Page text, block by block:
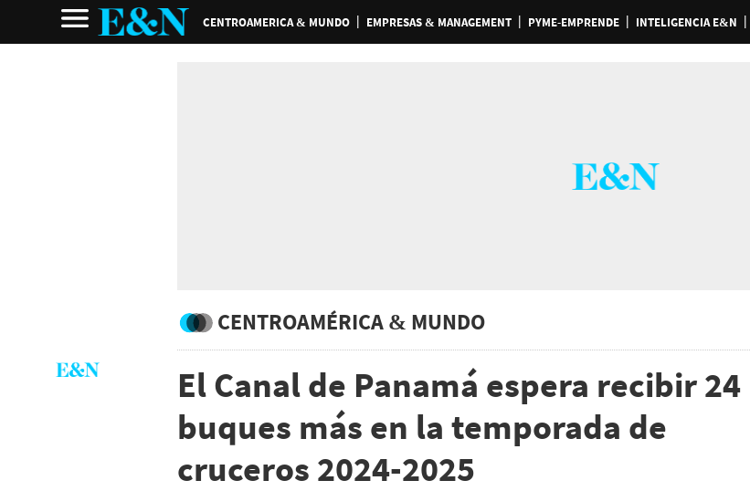
CENTROAMERICA & MUNDO EMPRESAS & MANAGEMENT PYME-EMPRENDE INTELIGENCIA E&N
CENTROAMÉRICA & MUNDO
El Canal de Panamá espera recibir 24
buques más en la temporada de
cruceros 2024-2025